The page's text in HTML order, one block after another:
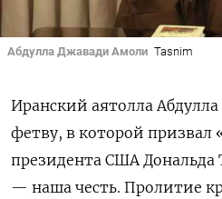
Абдулла Джавади Амоли Tasnim
Иранский аятолла
фетву, в которой призвал
президента США
— наша честь. Пролитие